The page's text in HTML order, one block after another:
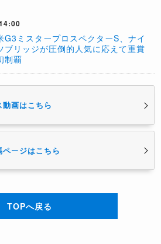
G3ミスタープロスペクターS、ナイ
ブリッジが圧倒的人気に応えて重賞
制覇
画はこちら
ージはこちら
TOPへ戻る